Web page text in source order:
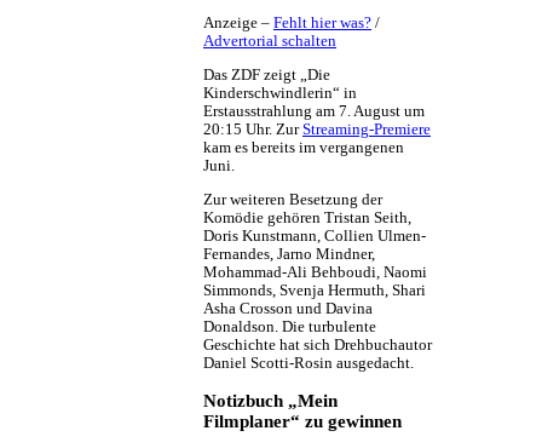
Anzeige – Fehlt hier was? /
Advertorial schalten
Das ZDF zeigt „Die
Kinderschwindlerin“ in
Erstausstrahlung am 7. August um
20:15 Uhr. ZurStreaming-Premiere
kam es bereits im vergangenen
Juni.
Zur weiteren Besetzung der
Komödie gehören Tristan Seith,
Doris Kunstmann, Collien Ulmen-
Fernandes, Jarno Mindner,
Mohammad-Ali Behboudi, Naomi
Simmonds, Svenja Hermuth, Shari
Asha Crosson und Davina
Donaldson. Die turbulente
Geschichte hat sich Drehbuchautor
Daniel Scotti-Rosin ausgedacht.
Notizbuch „Mein
Filmplaner“ zu gewinnen